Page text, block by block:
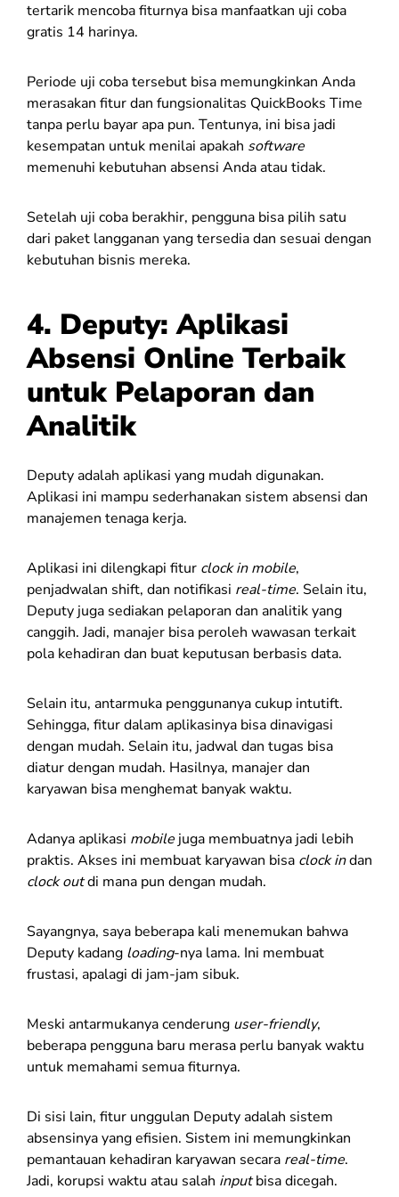
tertarik mencoba fiturnya bisa manfaatkan uji coba
gratis 14 harinya.
Periode uji coba tersebut bisa memungkinkan Anda
merasakan fitur dan fungsionalitas QuickBooks Time
tanpa perlu bayar apa pun. Tentunya, ini bisa jadi
kesempatan untuk menilai apakah software
memenuhi kebutuhan absensi Anda atau tidak.
Setelah uji coba berakhir, pengguna bisa pilih satu
dari paket langganan yang tersedia dan sesuai dengan
kebutuhan bisnis mereka.
4. Deputy: Aplikasi
Absensi Online Terbaik
untuk Pelaporan dan
Analitik
Deputy adalah aplikasi yang mudah digunakan.
Aplikasi ini mampu sederhanakan sistem absensi dan
manajemen tenaga kerja.
Aplikasi ini dilengkapi fitur clock in mobile,
penjadwalan shift, dan notifikasi real-time. Selain itu,
Deputy juga sediakan pelaporan dan analitik yang
canggih. Jadi, manajer bisa peroleh wawasan terkait
pola kehadiran dan buat keputusan berbasis data.
Selain itu, antarmuka penggunanya cukup intutift.
Sehingga, fitur dalam aplikasinya bisa dinavigasi
dengan mudah. Selain itu, jadwal dan tugas bisa
diatur dengan mudah. Hasilnya, manajer dan
karyawan bisa menghemat banyak waktu.
Adanya aplikasi mobile juga membuatnya jadi lebih
praktis. Akses ini membuat karyawan bisa clock indan
clock outdi mana pun dengan mudah.
Sayangnya, saya beberapa kali menemukan bahwa
Deputy kadang loading-nya lama. Ini membuat
frustasi, apalagi di jam-jam sibuk.
Meski antarmukanya cenderung user-friendly,
beberapa pengguna baru merasa perlu banyak waktu
untuk memahami semua fiturnya.
Di sisi lain, fitur unggulan Deputy adalah sistem
absensinya yang efisien. Sistem ini memungkinkan
pemantauan kehadiran karyawan secara real-time.
Jadi, korupsi waktu atau salah inputbisa dicegah.